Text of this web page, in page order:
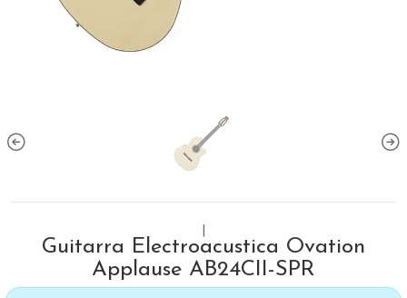
Guitarra Electroacustica Ovation
Applause AB24CII-SPR